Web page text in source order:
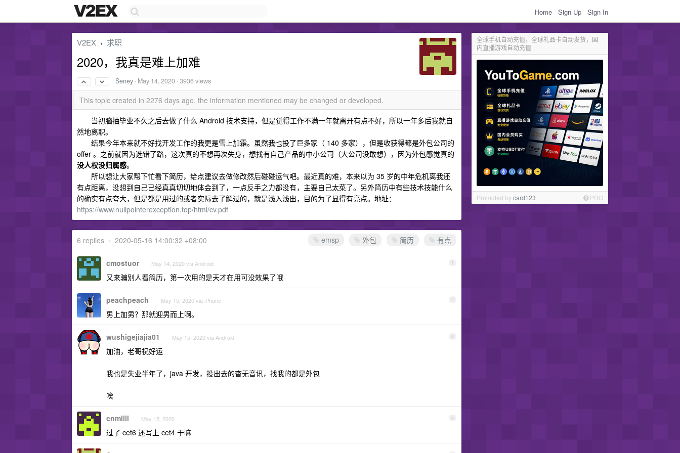
Home Sign Up Sign In
全球手机自动充值，全球礼品卡自动发货，国
内直播游戏自动充值
Promoted bycard123 PRO
V2EX › 求职
2020，我真是难上加难
Seney · May 14, 2020 · 3936 views
This topic created in 2276 days ago, the information mentioned may be changed or developed.
当初脑抽毕业不久之后去做了什么 Android 技术支持，但是觉得工作不满一年就离开有点不好，所以一年多后我就自
然地离职。
结果今年本来就不好找开发工作的我更是雪上加霜。虽然我也投了巨多家（ 140 多家），但是收获得都是外包公司的
offer 。之前就因为选错了路，这次真的不想再次失身，想找有自己产品的中小公司（大公司没敢想），因为外包感觉真的
没人权没归属感。
所以想让大家帮下忙看下简历，给点建议去做修改然后碰碰运气吧。最近真的难，本来以为 35 岁的中年危机离我还
有点距离，没想到自己已经真真切切地体会到了，一点反手之力都没有，主要自己太菜了。另外简历中有些技术技能什么
的确实有点夸大，但是都是用过的或者实际去了解过的，就是浅入浅出，目的为了显得有亮点。地址：
https://www.nullpointerexception.top/html/cv.pdf
emsp 外包 简历 有点
6 replies • 2020-05-16 14:00:32 +08:00
1
cmostuor May 14, 2020 via Android
又来骗别人看简历，第一次用的是天才在用可没效果了哦
2
peachpeach May 15, 2020 via iPhone
男上加男？那就迎男而上啊。
3
wushigejiajia01 May 15, 2020 via Android
加油，老哥祝好运
我也是失业半年了，java 开发，投出去的杳无音讯，找我的都是外包
唉
4
cnmllll May 15, 2020
过了 cet6 还写上 cet4 干嘛